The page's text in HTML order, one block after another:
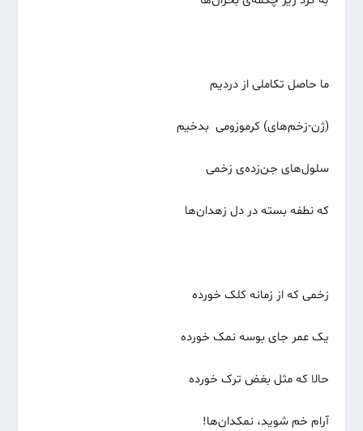
ما حاصل تکاملی از دردیم
(ژن-زخم‌های) کرموزومی بدخیم
سلول‌های جن‌زده‌‌ی زخمی
که نطفه بسته در دل زهدان‌ها
زخمی که از زمانه کلک خورده
یک عمر جای بوسه نمک خورده
حالا که مثل بغض ترک خورده
آرام خم شوید، نمکدان‌ها!